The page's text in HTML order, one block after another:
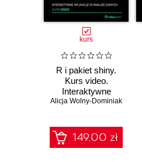
kurs
R i pakiet shiny.
Kurs video.
Interaktywne
aplikacje w analizie
Alicja Wolny-Dominiak
149.00 zł